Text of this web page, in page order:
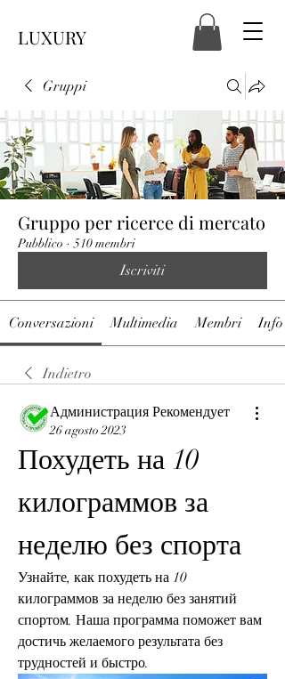
LUXURY
Gruppi
Gruppo per ricerce di mercato
Pubblico · 510 membri
Iscriviti
Conversazioni Multimedia Membri Info
Indietro
Администрация Рекомендует
26 agosto 2023
Похудеть на 10
килограммов за
неделю без спорта
Узнайте, как похудеть на 10
килограммов за неделю без занятий
спортом. Наша программа поможет вам
достичь желаемого результата без
трудностей и быстро.